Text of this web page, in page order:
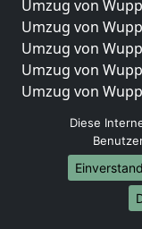
Umzug von
Umzug von
Umzug von
Umzug von
Umzug von
Umzug von
Umzüge-
Umzug von
Diese